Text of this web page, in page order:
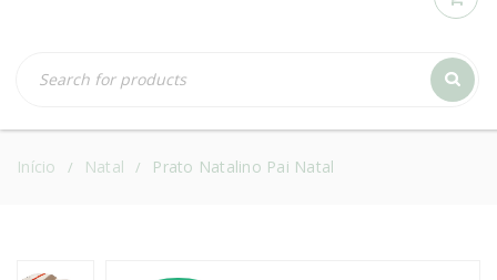
Início / Natal / Prato Natalino Pai Natal